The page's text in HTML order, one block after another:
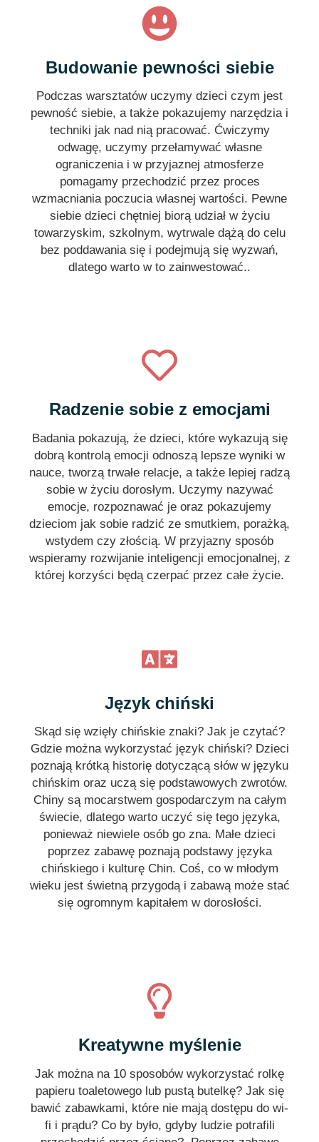
Budowanie pewności siebie
Podczas warsztatów uczymy dzieci czym jest
pewność siebie, a także pokazujemy narzędzia i
techniki jak nad nią pracować. Ćwiczymy
odwagę, uczymy przełamywać własne
ograniczenia i w przyjaznej atmosferze
pomagamy przechodzić przez proces
wzmacniania poczucia własnej wartości. Pewne
siebie dzieci chętniej biorą udział w życiu
towarzyskim, szkolnym, wytrwale dążą do celu
bez poddawania się i podejmują się wyzwań,
dlatego warto w to zainwestować..
Radzenie sobie z emocjami
Badania pokazują, że dzieci, które wykazują się
dobrą kontrolą emocji odnoszą lepsze wyniki w
nauce, tworzą trwałe relacje, a także lepiej radzą
sobie w życiu dorosłym. Uczymy nazywać
emocje, rozpoznawać je oraz pokazujemy
dzieciom jak sobie radzić ze smutkiem, porażką,
wstydem czy złością. W przyjazny sposób
wspieramy rozwijanie inteligencji emocjonalnej, z
której korzyści będą czerpać przez całe życie.
Język chiński
Skąd się wzięły chińskie znaki? Jak je czytać?
Gdzie można wykorzystać język chiński? Dzieci
poznają krótką historię dotyczącą słów w języku
chińskim oraz uczą się podstawowych zwrotów.
Chiny są mocarstwem gospodarczym na całym
świecie, dlatego warto uczyć się tego języka,
ponieważ niewiele osób go zna. Małe dzieci
poprzez zabawę poznają podstawy języka
chińskiego i kulturę Chin. Coś, co w młodym
wieku jest świetną przygodą i zabawą może stać
się ogromnym kapitałem w dorosłości.
Kreatywne myślenie
Jak można na 10 sposobów wykorzystać rolkę
papieru toaletowego lub pustą butelkę? Jak się
bawić zabawkami, które nie mają dostępu do wi-
fi i prądu? Co by było, gdyby ludzie potrafili